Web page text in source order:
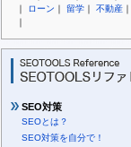
｜ ローン ｜ 留学 ｜ 不動産 ｜
｜
SEO対策
SEOとは？
SEO対策を自分で！